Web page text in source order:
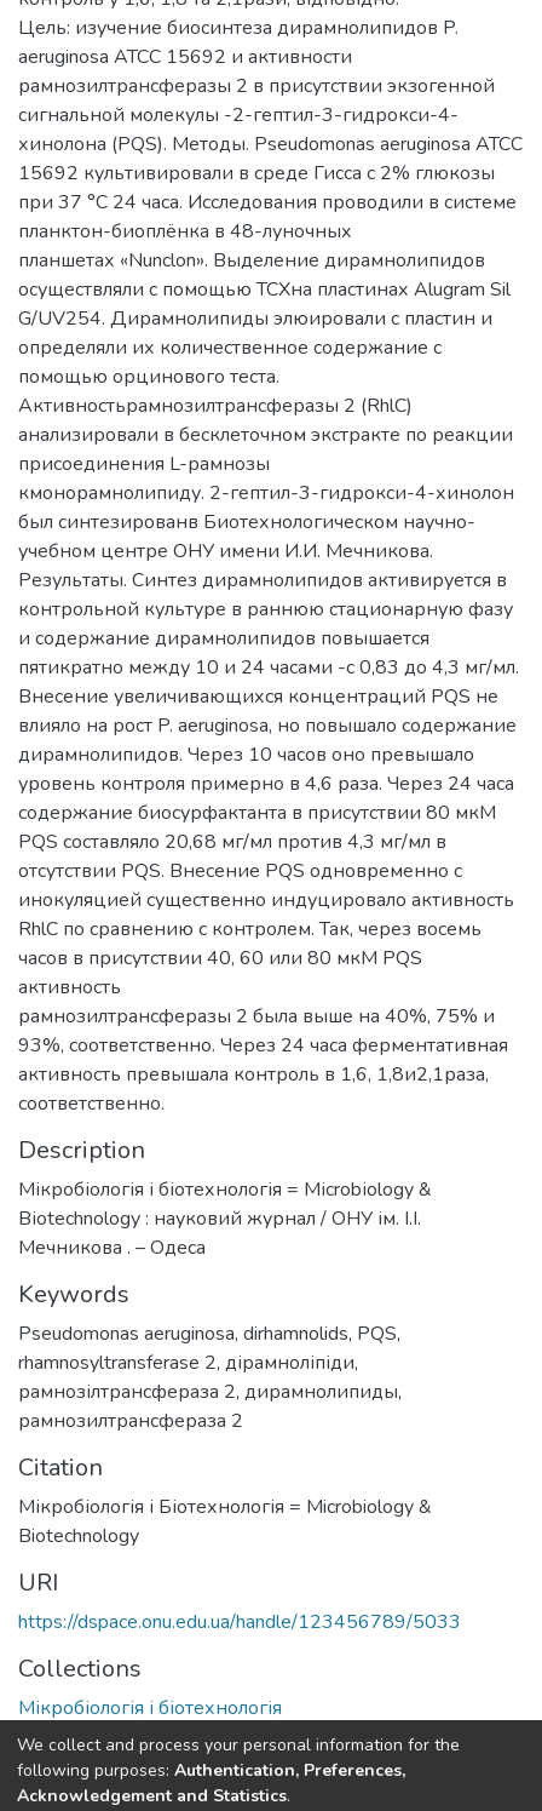
Цель: изучение биосинтеза дирамнолипидов P.
aeruginosa ATCC 15692 и активности
рамнозилтрансферазы 2 в присутствии экзогенной
сигнальной молекулы -2-гептил-3-гидрокси-4-
хинолона (PQS). Методы. Pseudomonas aeruginosa ATCC
15692 культивировали в среде Гисса с 2% глюкозы
при 37 °С 24 часа. Исследования проводили в системе
планктон-биоплёнка в 48-луночных
планшетах «Nunclon». Выделение дирамнолипидов
осуществляли с помощью ТСХна пластинах Alugram Sil
G/UV254. Дирамнолипиды элюировали с пластин и
определяли их количественное содержание с
помощью орцинового теста.
Активностьрамнозилтрансферазы 2 (RhlC)
анализировали в бесклеточном экстракте по реакции
присоединения L-рамнозы
кмонорамнолипиду. 2-гептил-3-гидрокси-4-хинолон
был синтезированв Биотехнологическом научно-
учебном центре ОНУ имени И.И. Мечникова.
Результаты. Синтез дирамнолипидов активируется в
контрольной культуре в раннюю стационарную фазу
и содержание дирамнолипидов повышается
пятикратно между 10 и 24 часами -с 0,83 до 4,3 мг/мл.
Внесение увеличивающихся концентраций PQS не
влияло на рост P. aeruginosa, но повышало содержание
дирамнолипидов. Через 10 часов оно превышало
уровень контроля примерно в 4,6 раза. Через 24 часа
содержание биосурфактанта в присутствии 80 мкМ
PQS составляло 20,68 мг/мл против 4,3 мг/мл в
отсутствии PQS. Внесение PQS одновременно с
инокуляцией существенно индуцировало активность
RhlC по сравнению с контролем. Так, через восемь
часов в присутствии 40, 60 или 80 мкМ PQS
активность
рамнозилтрансферазы 2 была выше на 40%, 75% и
93%, соответственно. Через 24 часа ферментативная
активность превышала контроль в 1,6, 1,8и2,1раза,
соответственно.
Description
Мікробіологія і біотехнологія = Mіcrobіology &
Bіotechnology : науковий журнал / ОНУ ім. І.І.
Мечникова . – Одеса
Keywords
Pseudomonas aeruginosa, dirhamnolids, PQS,
rhamnosyltransferase 2, дірамноліпіди,
рамнозілтрансфераза 2, дирамнолипиды,
рамнозилтрансфераза 2
Citation
Мікробіологія і Біотехнологія = Microbiology &
Biotechnology
URI
https://dspace.onu.edu.ua/handle/123456789/5033
Collections
Мікробіологія і біотехнологія
Full item page
We collect and process your personal information for the
following purposes: Authentication, Preferences,
Acknowledgement and Statistics.